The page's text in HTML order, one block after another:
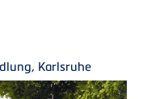
Karlsruhe